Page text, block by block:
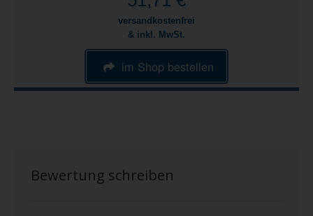
versandkostenfrei
& inkl. MwSt.
im Shop bestellen
Bewertung schreiben